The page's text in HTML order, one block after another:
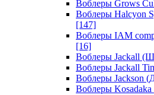
Воблеры Grows
Воблеры Halcyon
[147]
Воблеры IAM
[16]
Воблеры Jackall
Воблеры Jackall
Воблеры Jackson
Воблеры Kosadaka